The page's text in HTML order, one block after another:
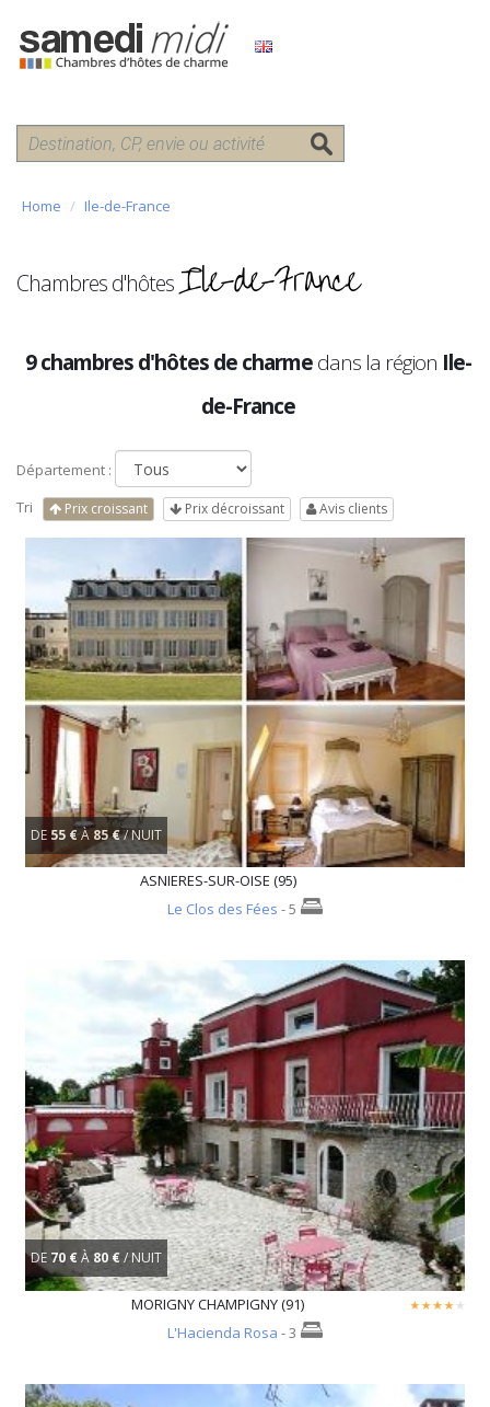
Home Ile-de-France
Chambres d'hôtesIle-de-France
9 chambres d'hôtes de charmedans la région Ile-
de-France
Département :
Tri
Prix croissant Prix décroissant Avis clients
DE 55 €À 85 €/ NUIT
ASNIERES-SUR-OISE (95)
Le Clos des Fées - 5
DE 70 €À 80 €/ NUIT
MORIGNY CHAMPIGNY (91)
L'Hacienda Rosa - 3